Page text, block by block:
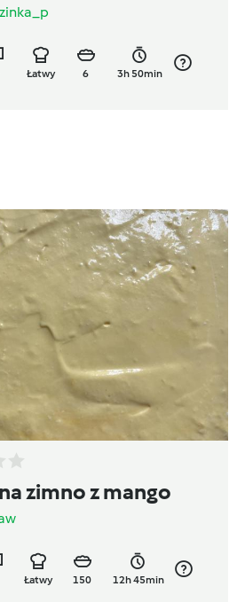
Łatwy 6 3h 50min
zimno z mango
Łatwy 150 12h 45min